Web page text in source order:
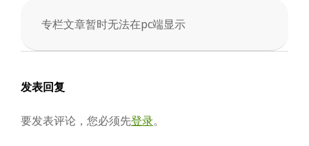
专栏文章暂时无法在pc端显示
2025-
10
发表回复
要发表评论，您必须先登录。